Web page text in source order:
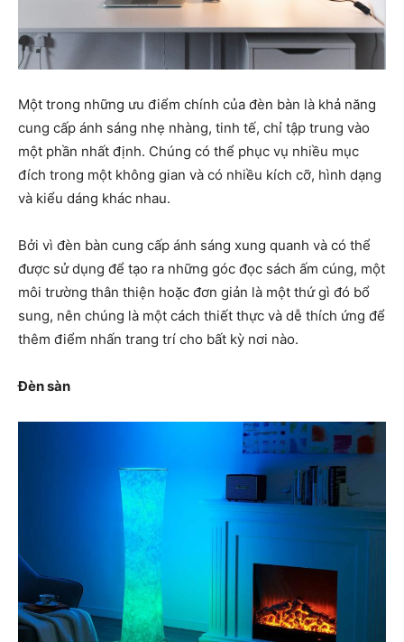
Một trong những ưu điểm chính của đèn bàn là khả năng
cung cấp ánh sáng nhẹ nhàng, tinh tế, chỉ tập trung vào
một phần nhất định. Chúng có thể phục vụ nhiều mục
đích trong một không gian và có nhiều kích cỡ, hình dạng
và kiểu dáng khác nhau.
Bởi vì đèn bàn cung cấp ánh sáng xung quanh và có thể
được sử dụng để tạo ra những góc đọc sách ấm cúng, một
môi trường thân thiện hoặc đơn giản là một thứ gì đó bổ
sung, nên chúng là một cách thiết thực và dễ thích ứng để
thêm điểm nhấn trang trí cho bất kỳ nơi nào.
Đèn sàn